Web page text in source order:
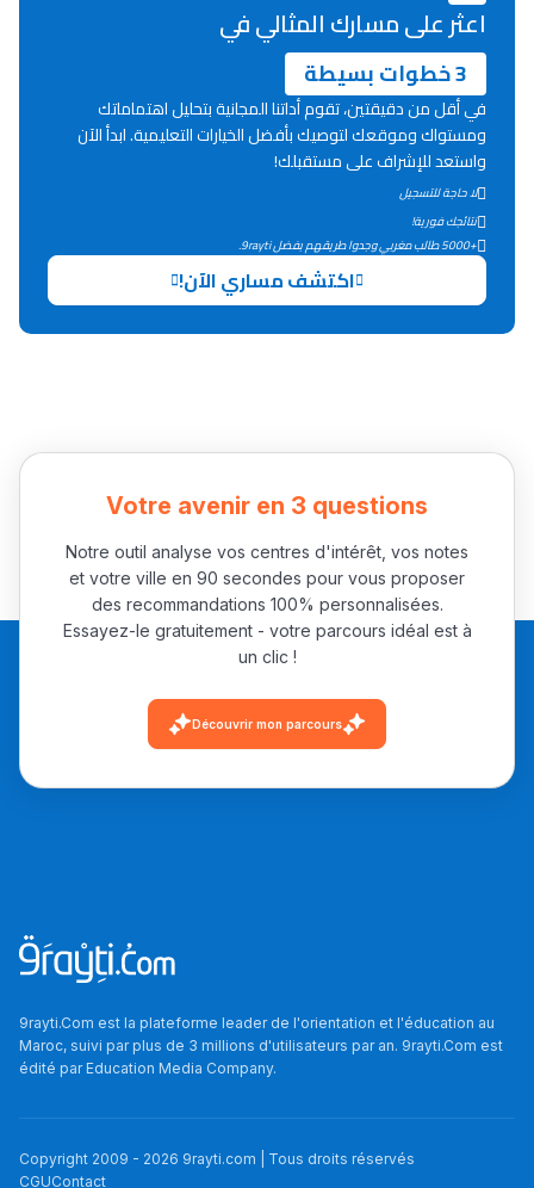
دليل المهن
ما يزيد عن 149 مهنة
دليل التوجيه
التوجيه بالثانوي و الإعدادي
باش تقدر تساعد الناس
يلقاو التوازن من الدّاخل
ومن الخارج، بشرى
أمسكين بنات مسارها
خطوة بخطوة - مترجم
القراية و الخدمة فمجال
تقويم البصر مع المختصّة
مريم الزواكي
2011 بدّلاتني بزّاف، مسار
إلياس أريدال، إطار
مهنة التّرجمة، العمل
التّطوّعي، التّشبيك و
اعثر على مسارك المثالي في
3 خطوات بسيطة
في أقل من دقيقتين، تقوم أداتنا المجانية بتحليل اهتماماتك
ومستواك وموقعك لتوصيك بأفضل الخيارات التعليمية. ابدأ الآن
واستعد للإشراف على مستقبلك!
لا حاجة للتسجيل
نتائجك فورية!
+5000 طالب مغربي وجدوا طريقهم بفضل 9rayti.
اكتشف مساري الآن!
Votre avenir en 3 questions
Notre outil analyse vos centres d'intérêt, vos notes
et votre ville en 90 secondes pour vous proposer
des recommandations 100% personnalisées.
Essayez-le gratuitement - votre parcours idéal est à
un clic !
Découvrir mon parcours
9rayti.Com est la plateforme leader de l'orientation et l'éducation au
Maroc, suivi par plus de 3 millions d'utilisateurs par an. 9rayti.Com est
édité parEducation Media Company.
Copyright 2009 - 2026 9rayti.com | Tous droits réservés
CGUContact